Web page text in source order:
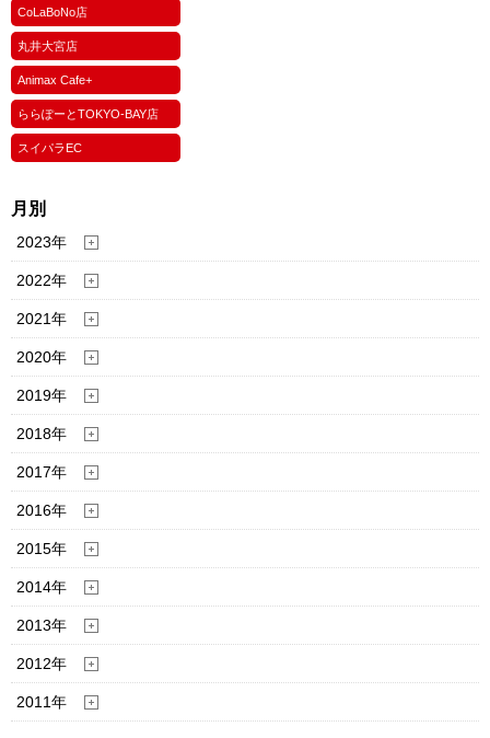
CoLaBoNo店
丸井大宮店
Animax Cafe+
ららぽーとTOKYO-BAY店
スイパラEC
月別
2023年
2022年
2021年
2020年
2019年
2018年
2017年
2016年
2015年
2014年
2013年
2012年
2011年